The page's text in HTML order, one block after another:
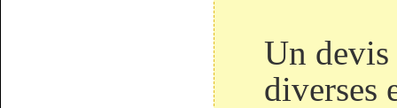
Un devis
diverses